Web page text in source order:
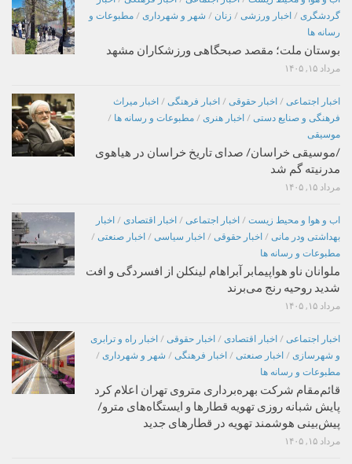
گردشگری / اخبار ورزشی / زنان / شهر و شهرداری / مطبوعات و
رسانه ها
بوستان ملت؛ مقصد صبحگاهی ورزشکاران مشهد
مرداد ۱۵, ۱۴۰۵
اخبار اجتماعی / اخبار حقوقی / اخبار فرهنگی / اخبار میراث
فرهنگی و صنایع دستی / اخبار هنری / مطبوعات و رسانه ها /
موسیقی
/موسیقی خراسان/ صدای تاریخ خراسان در هیاهوی
مدرنیته گم شد
مرداد ۱۵, ۱۴۰۵
اب و هوا و محیط زیست / اخبار اجتماعی / اخبار اقتصادی / اخبار
بهداشتی ودر مانی / اخبار حقوقی / اخبار سیاسی / اخبار صنعتی /
مطبوعات و رسانه ها
ملوانان ناو هواپیمابر آبراهام لینکلن از افسردگی و افت
شدید روحیه رنج می‌برند
مرداد ۱۵, ۱۴۰۵
اخبار اجتماعی / اخبار اقتصادی / اخبار حقوقی / اخبار راه و ترابری
و شهرسازی / اخبار صنعتی / اخبار فرهنگی / شهر و شهرداری /
مطبوعات و رسانه ها
قائم‌مقام شرکت بهره‌برداری متروی تهران اعلام کرد
پایش شبانه روزی تهویه قطارها و ایستگاه‌های مترو/
پیش‌بینی هوشمند تهویه در قطارهای جدید
مرداد ۱۵, ۱۴۰۵